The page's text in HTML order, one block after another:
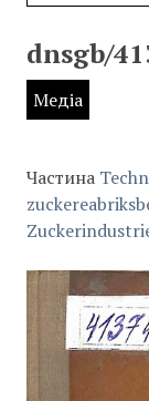
dnsgb/
Медіа
Частина